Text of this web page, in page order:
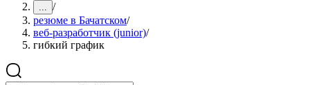
... /
резюме в Бачатском/
веб-разработчик (junior)/
гибкий график